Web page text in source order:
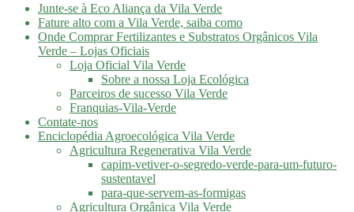
Junte-se à Eco Aliança da Vila Verde
Fature alto com a Vila Verde, saiba como
Onde Comprar Fertilizantes e Substratos Orgânicos Vila
Verde – Lojas Oficiais
Loja Oficial Vila Verde
Sobre a nossa Loja Ecológica
Parceiros de sucesso Vila Verde
Franquias-Vila-Verde
Contate-nos
Enciclopédia Agroecológica Vila Verde
Agricultura Regenerativa Vila Verde
capim-vetiver-o-segredo-verde-para-um-futuro-
sustentavel
para-que-servem-as-formigas
Agricultura Orgânica Vila Verde